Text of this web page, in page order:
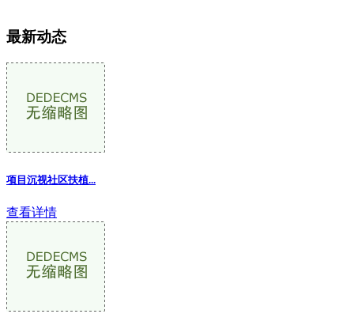
最新动态
项目沉视社区扶植...
查看详情